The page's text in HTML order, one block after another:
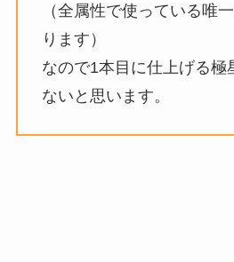
（全属性で使っている唯
ります）
なので1本目に仕上げる極
ないと思います。